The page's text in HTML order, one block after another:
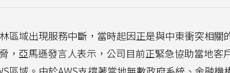
區域出現服務中斷，當時起因正是與中東衝突相關
，亞馬遜發言人表示，公司目前正緊急協助當地客